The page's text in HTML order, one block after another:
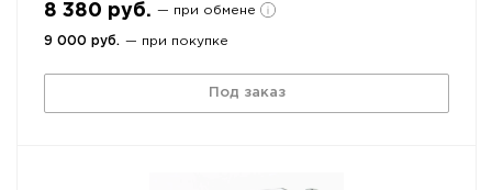
8 380 руб. — при обмене
9 000 руб. — при покупке
Под заказ